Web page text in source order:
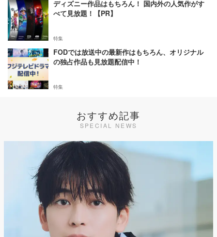
ディズニー作品はもちろん！ 国内外の人気作がす
べて見放題！【PR】
特集
FODでは放送中の最新作はもちろん、オリジナル
の独占作品も見放題配信中！
特集
おすすめ記事
SPECIAL NEWS